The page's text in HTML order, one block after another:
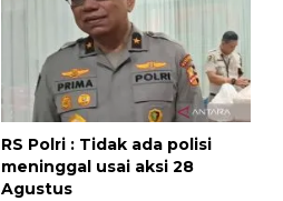
RS Polri : Tidak ada polisi
meninggal usai aksi 28
Agustus